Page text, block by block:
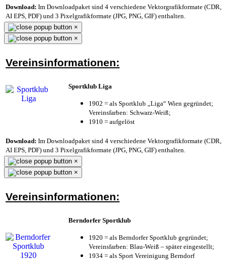
Download: Im Downloadpaket sind 4 verschiedene Vektorgrafikformate (CDR,
AI EPS, PDF) und 3 Pixelgrafikformate (JPG, PNG, GIF) enthalten.
×
×
Vereinsinformationen:
Sportklub Liga
1902 = als Sportklub „Liga“ Wien gegründet;
Vereinsfarben: Schwarz-Weiß;
1910 = aufgelöst
Download: Im Downloadpaket sind 4 verschiedene Vektorgrafikformate (CDR,
AI EPS, PDF) und 3 Pixelgrafikformate (JPG, PNG, GIF) enthalten.
×
×
Vereinsinformationen:
Berndorfer Sportklub
1920 = als Berndorfer Sportklub gegründet;
Vereinsfarben: Blau-Weiß – später eingestellt;
1934 = als Sport Vereinigung Berndorf